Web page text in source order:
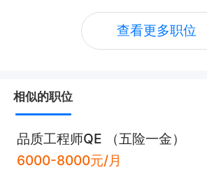
查看更多职位
相似的职位
品质工程师QE （五险一金）
6000-8000元/月